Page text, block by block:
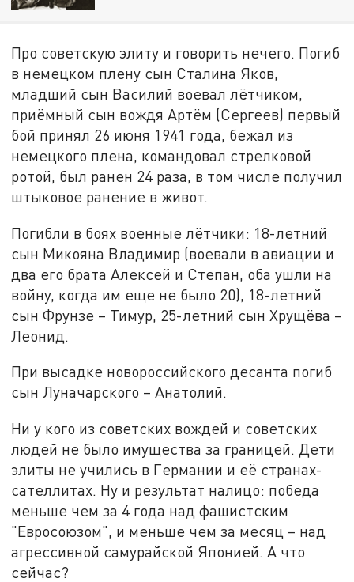
Про советскую элиту и говорить нечего. Погиб
в немецком плену сын Сталина Яков,
младший сын Василий воевал лётчиком,
приёмный сын вождя Артём (Сергеев) первый
бой принял 26 июня 1941 года, бежал из
немецкого плена, командовал стрелковой
ротой, был ранен 24 раза, в том числе получил
штыковое ранение в живот.
Погибли в боях военные лётчики: 18-летний
сын Микояна Владимир (воевали в авиации и
два его брата Алексей и Степан, оба ушли на
войну, когда им еще не было 20), 18-летний
сын Фрунзе – Тимур, 25-летний сын Хрущёва –
Леонид.
При высадке новороссийского десанта погиб
сын Луначарского – Анатолий.
Ни у кого из советских вождей и советских
людей не было имущества за границей. Дети
элиты не учились в Германии и её странах-
сателлитах. Ну и результат налицо: победа
меньше чем за 4 года над фашистским
"Евросоюзом", и меньше чем за месяц – над
агрессивной самурайской Японией. А что
сейчас?